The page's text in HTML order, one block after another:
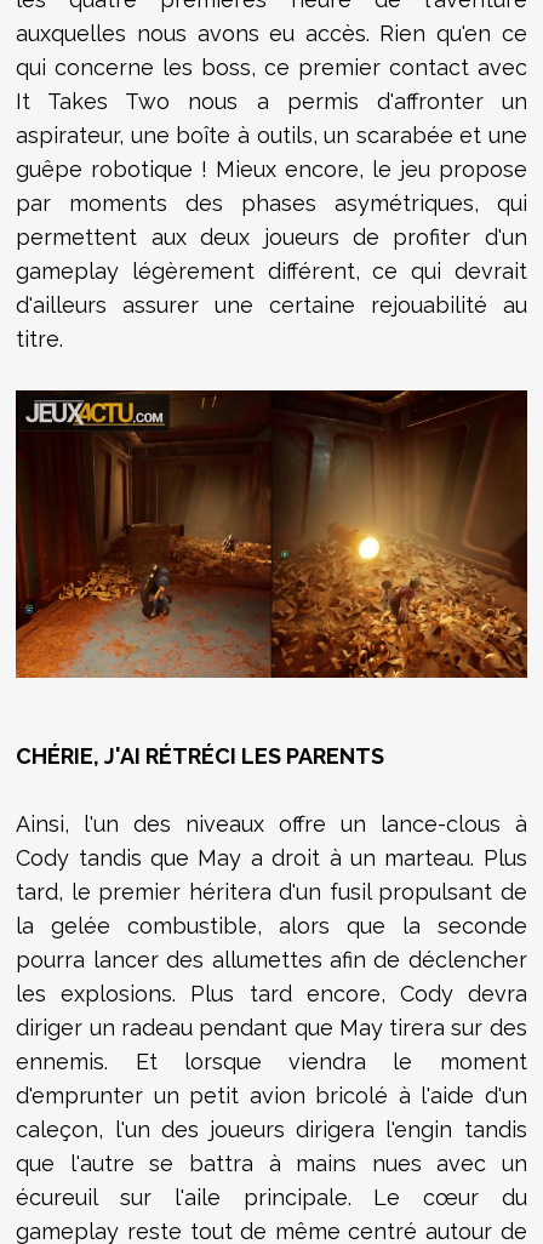
auxquelles nous avons eu accès. Rien qu'en ce
qui concerne les boss, ce premier contact avec
It Takes Two nous a permis d'affronter un
aspirateur, une boîte à outils, un scarabée et une
guêpe robotique ! Mieux encore, le jeu propose
par moments des phases asymétriques, qui
permettent aux deux joueurs de profiter d'un
gameplay légèrement différent, ce qui devrait
d'ailleurs assurer une certaine rejouabilité au
titre.
CHÉRIE, J'AI RÉTRÉCI LES PARENTS
Ainsi, l'un des niveaux offre un lance-clous à
Cody tandis que May a droit à un marteau. Plus
tard, le premier héritera d'un fusil propulsant de
la gelée combustible, alors que la seconde
pourra lancer des allumettes afin de déclencher
les explosions. Plus tard encore, Cody devra
diriger un radeau pendant que May tirera sur des
ennemis. Et lorsque viendra le moment
d'emprunter un petit avion bricolé à l'aide d'un
caleçon, l'un des joueurs dirigera l'engin tandis
que l'autre se battra à mains nues avec un
écureuil sur l'aile principale. Le cœur du
gameplay reste tout de même centré autour de